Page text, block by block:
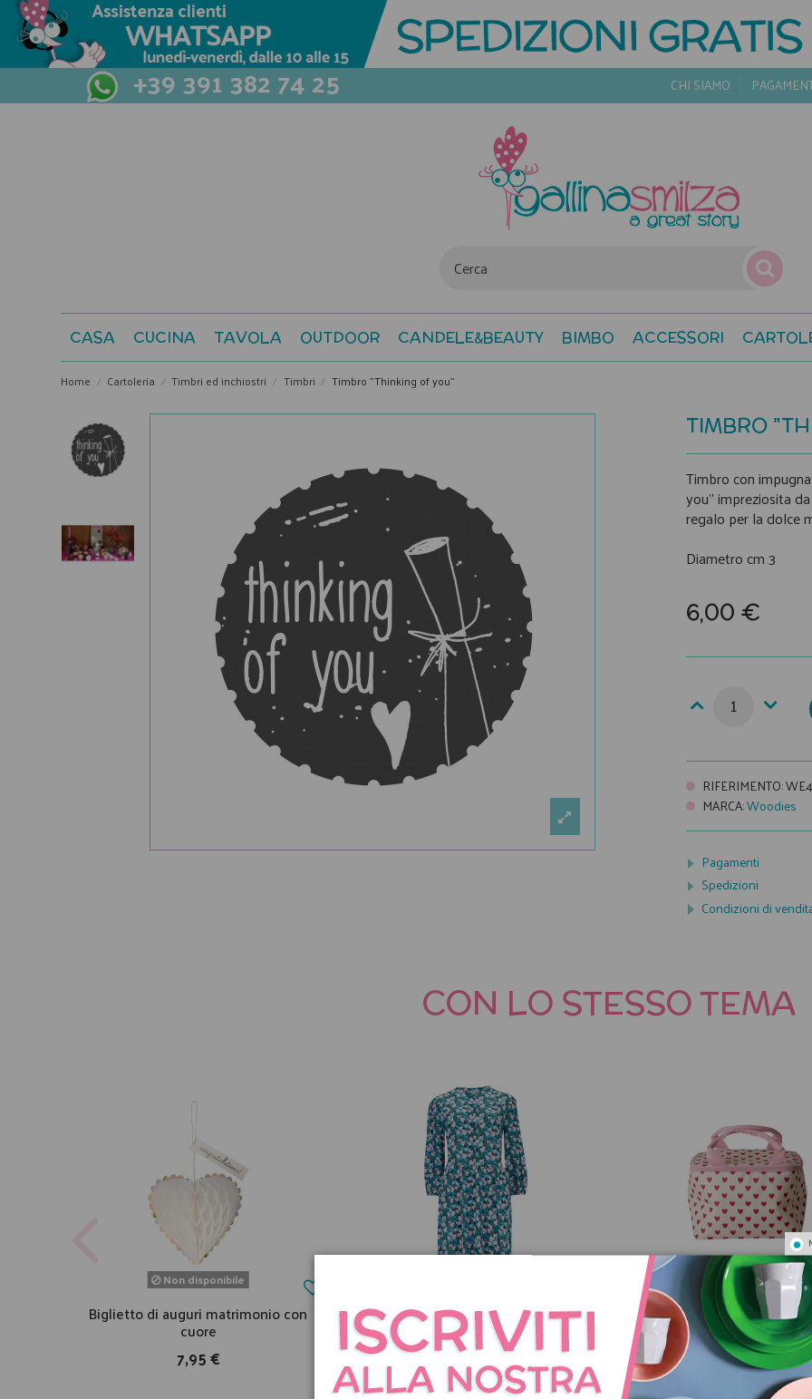
+39 391 382 74 25 CHI SIAMO
CASA CUCINA TAVOLA OUTDOOR CANDELE&BEAUTY BIMBO ACCESSORI
Home Cartoleria Timbri ed inchiostri Timbri Timbro "Thinking of you"
TIMBRO
Timbro con
you" impreziosita
regalo per la dolce
Diametro cm 3
6,00 €
RIFERIMENTO:
MARCA:Woodies
Pagamenti
Spedizioni
Condizioni di
CON LO STESSO TEMA
Non disponibile
Biglietto di auguri matrimonio con
cuore
7,95 €
Abito chemisier fantasia cuori
89,90 €
Non disponibile
Borsa termica con
cuoricini
24,95 €